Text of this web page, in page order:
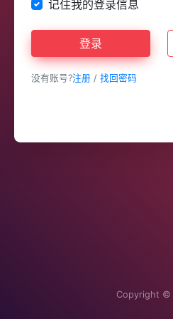
记住我的登录信息
登录
没有账号?注册 / 找回密码
Copyright ©